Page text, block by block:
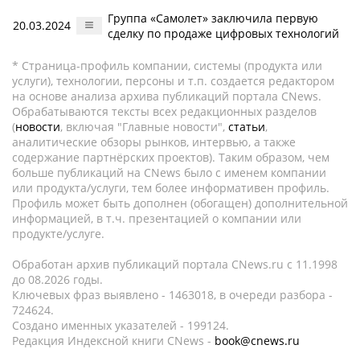
20.03.2024
Группа «Самолет» заключила первую
сделку по продаже цифровых технологий
* Страница-профиль компании, системы (продукта или
услуги), технологии, персоны и т.п. создается редактором
на основе анализа архива публикаций портала CNews.
Обрабатываются тексты всех редакционных разделов
(новости, включая "Главные новости", статьи,
аналитические обзоры рынков, интервью, а также
содержание партнёрских проектов). Таким образом, чем
больше публикаций на CNews было с именем компании
или продукта/услуги, тем более информативен профиль.
Профиль может быть дополнен (обогащен) дополнительной
информацией, в т.ч. презентацией о компании или
продукте/услуге.
Обработан архив публикаций портала CNews.ru c 11.1998
до 08.2026 годы.
Ключевых фраз выявлено - 1463018, в очереди разбора -
724624.
Создано именных указателей - 199124.
Редакция Индексной книги CNews - book@cnews.ru